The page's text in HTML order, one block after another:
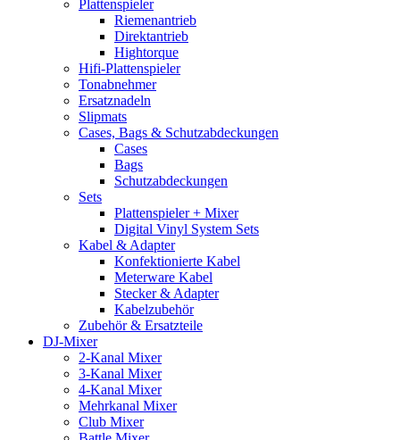
Plattenspieler
Riemenantrieb
Direktantrieb
Hightorque
Hifi-Plattenspieler
Tonabnehmer
Ersatznadeln
Slipmats
Cases, Bags & Schutzabdeckungen
Cases
Bags
Schutzabdeckungen
Sets
Plattenspieler + Mixer
Digital Vinyl System Sets
Kabel & Adapter
Konfektionierte Kabel
Meterware Kabel
Stecker & Adapter
Kabelzubehör
Zubehör & Ersatzteile
DJ-Mixer
2-Kanal Mixer
3-Kanal Mixer
4-Kanal Mixer
Mehrkanal Mixer
Club Mixer